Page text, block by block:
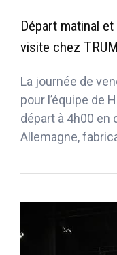
Départ matinal
visite chez
La journée de
pour l’équipe de
départ à 4h00 en
Allemagne,